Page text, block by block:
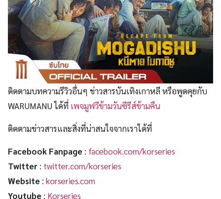
ติดตามบทความรีวิวอื่นๆ ข่าวสารบันเทิงเกาหลี หรือพูดคุยกับ
WARUMANU ได้ที่ เพจมูฟวีข้ามวันซีรีส์ข้ามคืน
ติดตามข่าวสารและสิ่งที่น่าสนใจจากเราได้ที่
Facebook Fanpage : facebook.com/korseries
Twitter : twitter.com/korseries
Website : korseries.com
Youtube : Korseries